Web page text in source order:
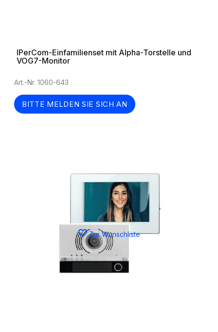
IPerCom-Einfamilienset mit Alpha-Torstelle und
VOG7-Monitor
Art.-Nr. 1060-643
BITTE MELDEN SIE SICH AN
Zur Wunschliste